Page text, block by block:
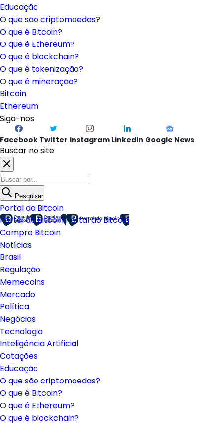
Educação
O que são criptomoedas?
O que é Bitcoin?
O que é Ethereum?
O que é blockchain?
O que é tokenização?
O que é mineração?
Bitcoin
Ethereum
Siga-nos
Facebook Twitter Instagram LinkedIn Google News
Buscar no site
Pesquisar
Portal do Bitcoin
Portal do BitcoinPortal do Bitcoin
Compre Bitcoin
Notícias
Brasil
Regulação
Memecoins
Mercado
Política
Negócios
Tecnologia
Inteligência Artificial
Cotações
Educação
O que são criptomoedas?
O que é Bitcoin?
O que é Ethereum?
O que é blockchain?